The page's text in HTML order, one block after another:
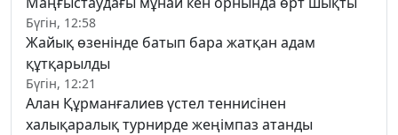
Бүгін, 12:58
Жайық өзенінде батып бара жатқан адам
құтқарылды
Бүгін, 12:21
Алан Құрманғалиев үстел теннисінен
халықаралық турнирде жеңімпаз атанды